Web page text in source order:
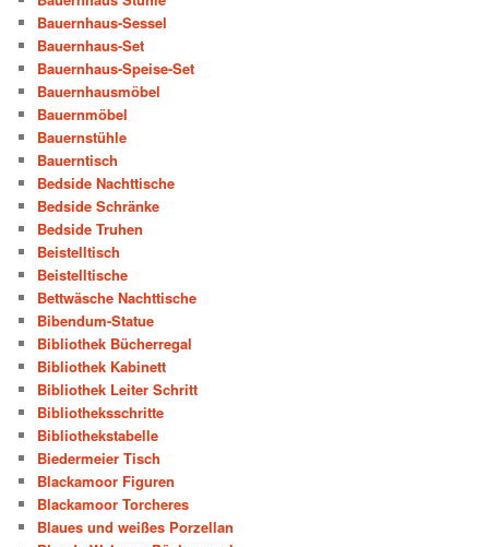
Bauernhaus-Sessel
Bauernhaus-Set
Bauernhaus-Speise-Set
Bauernhausmöbel
Bauernmöbel
Bauernstühle
Bauerntisch
Bedside Nachttische
Bedside Schränke
Bedside Truhen
Beistelltisch
Beistelltische
Bettwäsche Nachttische
Bibendum-Statue
Bibliothek Bücherregal
Bibliothek Kabinett
Bibliothek Leiter Schritt
Bibliotheksschritte
Bibliothekstabelle
Biedermeier Tisch
Blackamoor Figuren
Blackamoor Torcheres
Blaues und weißes Porzellan